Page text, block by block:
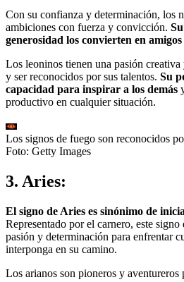
Con su confianza y determinación, los
ambiciones con fuerza y convicción.
generosidad los convierten en amigos
Los leoninos tienen una pasión
y ser reconocidos por sus talentos. Su
capacidad para inspirar a los demás
productivo en cualquier situación.
Los signos de fuego son reconocidos
Foto: Getty Images
3. Aries:
El signo de Aries es sinónimo de
Representado por el carnero, este
pasión y determinación para enfrentar
interponga en su camino.
Los arianos son pioneros y aventureros